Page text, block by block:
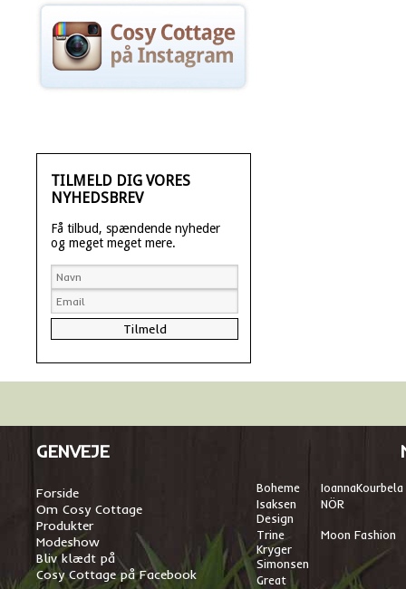
TILMELD DIG VORES
NYHEDSBREV
Få tilbud, spændende nyheder
og meget meget mere.
GENVEJE
Forside
Om Cosy Cottage
Produkter
Modeshow
Bliv klædt på
Cosy Cottage på Facebook
Boheme IoannaKourbela
Isaksen
Design
NÖR
Trine
Kryger
Simonsen
Moon Fashion
Great